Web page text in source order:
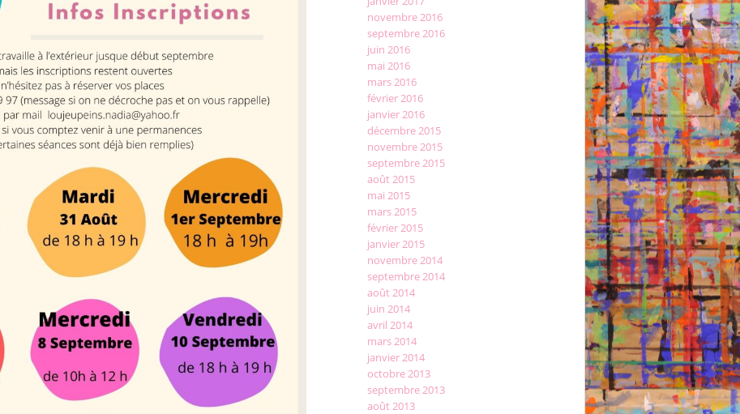
novembre 2016
septembre 2016
juin 2016
mai 2016
mars 2016
février 2016
janvier 2016
décembre 2015
novembre 2015
septembre 2015
août 2015
mai 2015
mars 2015
février 2015
janvier 2015
novembre 2014
septembre 2014
août 2014
juin 2014
avril 2014
mars 2014
janvier 2014
octobre 2013
septembre 2013
août 2013